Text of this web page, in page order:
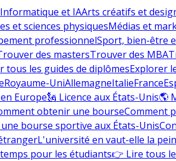
Informatique et IAArts créatifs et
et sciences physiquesMédias et
professionnelSport, bien-être
des mastersTrouver des MBA
tous les guides de diplômesExplorer
Royaume-UniAllemagneItalieFrance
Europe🗽 Licence aux États-Unis🌎
obtenir une bourseComment
bourse sportive aux États-Unis
L'université en vaut-elle la
pour les étudiants👉 Lire tous